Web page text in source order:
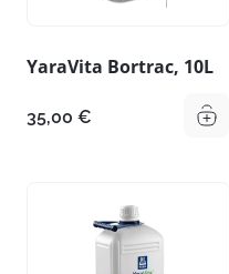
YaraVita Bortrac, 10L
35,00 €